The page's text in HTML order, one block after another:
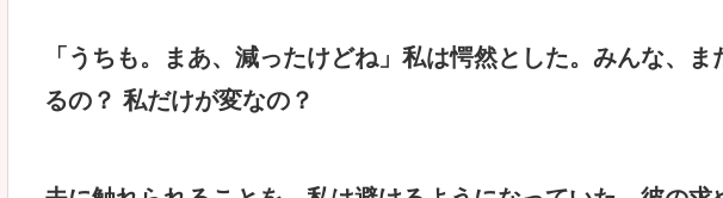
「うちも。まあ、減ったけどね」私は愕然とした。みんな、
るの？ 私だけが変なの？